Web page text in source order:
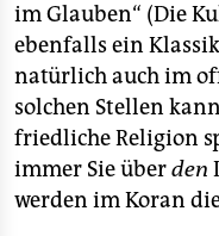
im Glauben“ (Die
ebenfalls ein
natürlich auch im
solchen Stellen
friedliche Religion
immer Sie überden
werden im Koran